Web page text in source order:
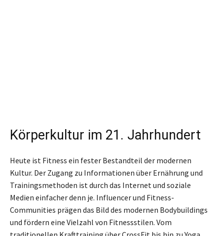
Körperkultur im 21. Jahrhundert
Heute ist Fitness ein fester Bestandteil der modernen
Kultur. Der Zugang zu Informationen über Ernährung und
Trainingsmethoden ist durch das Internet und soziale
Medien einfacher denn je. Influencer und Fitness-
Communities prägen das Bild des modernen Bodybuildings
und fördern eine Vielzahl von Fitnessstilen. Vom